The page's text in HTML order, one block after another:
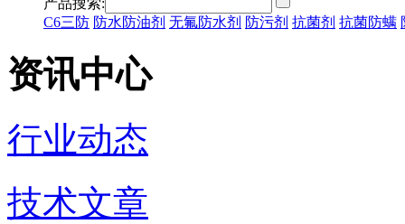
产品搜索:
C6三防 防水防油剂 无氟防水剂 防污剂 抗菌剂 抗菌防螨
资讯中心
行业动态
技术文章